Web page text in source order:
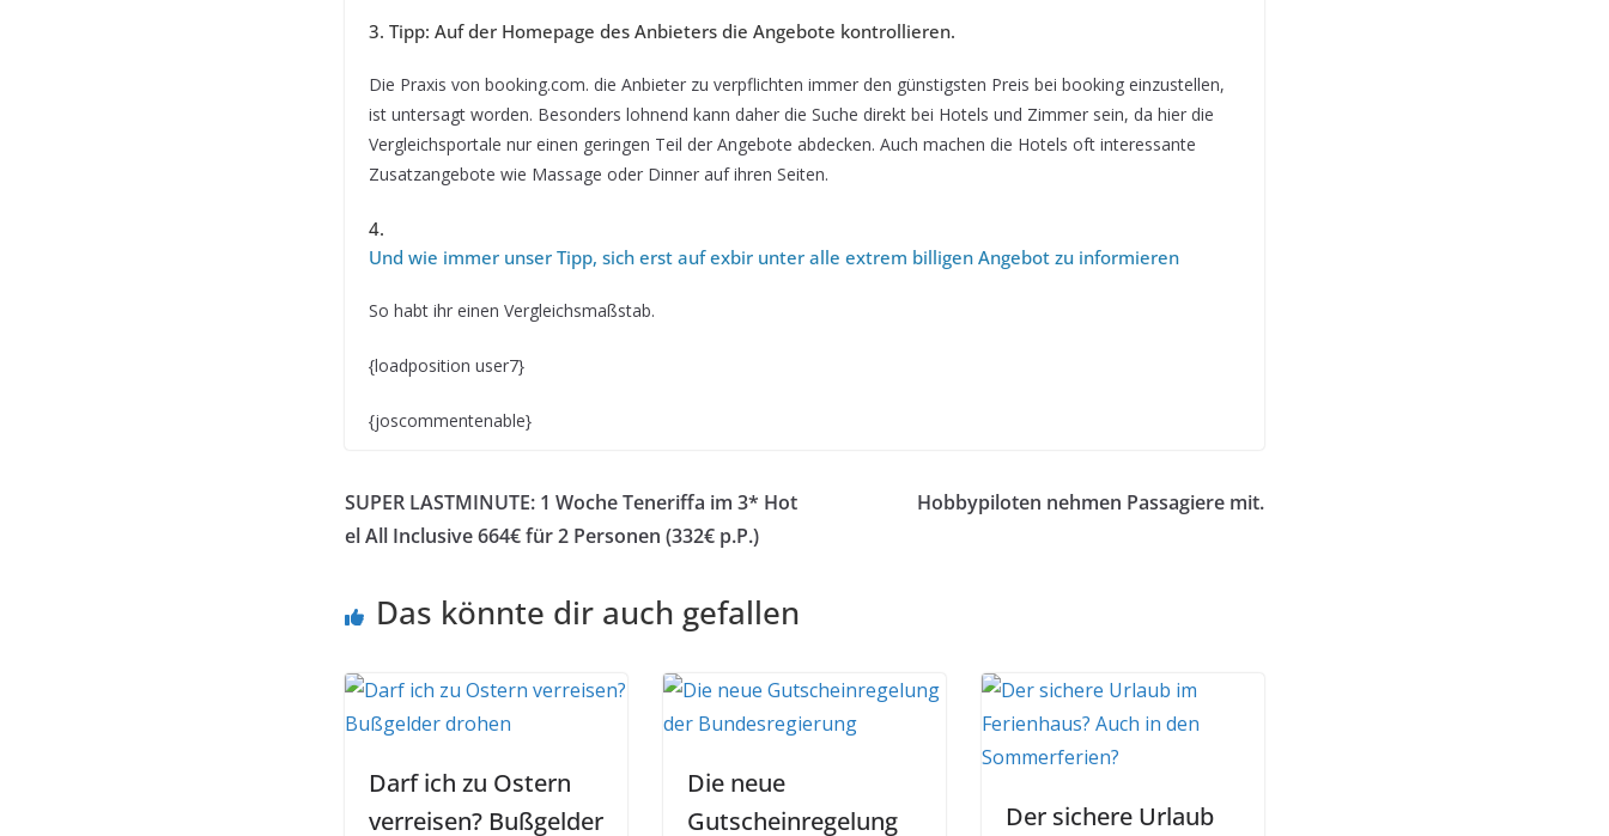
3. Tipp: Auf der Homepage des Anbieters die Angebote kontrollieren.
Die Praxis von booking.com. die Anbieter zu verpflichten immer den günstigsten Preis bei booking einzustellen,
ist untersagt worden. Besonders lohnend kann daher die Suche direkt bei Hotels und Zimmer sein, da hier die
Vergleichsportale nur einen geringen Teil der Angebote abdecken. Auch machen die Hotels oft interessante
Zusatzangebote wie Massage oder Dinner auf ihren Seiten.
4.
Und wie immer unser Tipp, sich erst auf exbir unter alle extrem billigen Angebot zu informieren
So habt ihr einen Vergleichsmaßstab.
{loadposition user7}
{joscommentenable}
SUPER LASTMINUTE: 1 Woche Teneriffa im 3* Hot
el All Inclusive 664€ für 2 Personen (332€ p.P.)
Hobbypiloten nehmen Passagiere mit.
Das könnte dir auch gefallen
Darf ich zu Ostern
verreisen? Bußgelder
Die neue
Gutscheinregelung
Der sichere Urlaub